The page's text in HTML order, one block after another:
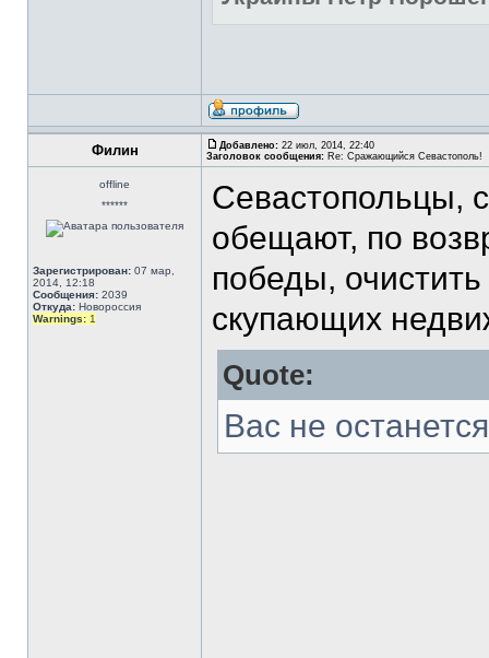
Филин Добавлено: 22 июл, 2014, 22:40
Заголовок сообщения: Re: Сражающийся Севастополь!
offline
******
Зарегистрирован: 07 мар,
2014, 12:18
Сообщения: 2039
Откуда: Новороссия
Warnings: 1
Севастопольцы,
обещают, по
победы,
скупающих
Quote:
Вас не